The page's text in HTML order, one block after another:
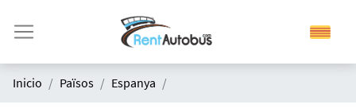
Inicio Països Espanya